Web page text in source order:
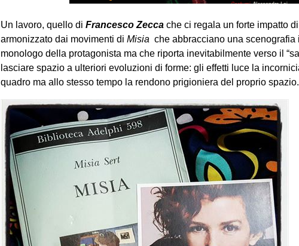
Un lavoro, quello di Francesco Zecca che ci regala un forte impatto
armonizzato dai movimenti di Misia che abbracciano una scenografia
monologo della protagonista ma che riporta inevitabilmente verso il
lasciare spazio a ulteriori evoluzioni di forme: gli effetti luce la
quadro ma allo stesso tempo la rendono prigioniera del proprio spazio.